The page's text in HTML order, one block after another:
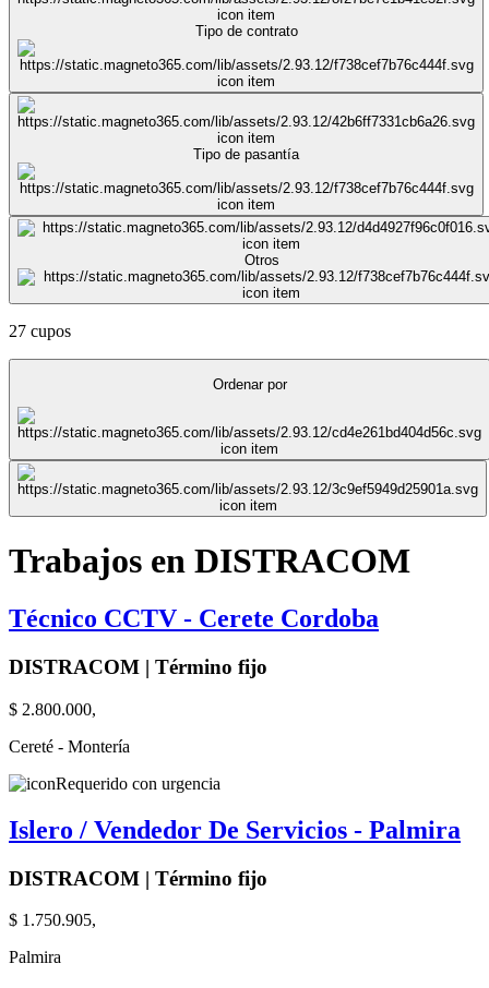
Tipo de contrato
Tipo de pasantía
Otros
27 cupos
Ordenar por
Trabajos en DISTRACOM
Técnico CCTV - Cerete Cordoba
DISTRACOM | Término fijo
$ 2.800.000,
Cereté - Montería
Requerido con urgencia
Islero / Vendedor De Servicios - Palmira
DISTRACOM | Término fijo
$ 1.750.905,
Palmira